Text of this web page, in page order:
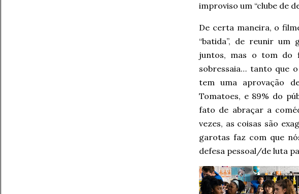
improviso um “clube de
De certa maneira, o
“batida”, de reunir um
juntos, mas o tom do
sobressaia… tanto que
tem uma aprovação
Tomatoes, e 89% do
fato de abraçar a
vezes, as coisas são
garotas faz com que
defesa pessoal/de luta